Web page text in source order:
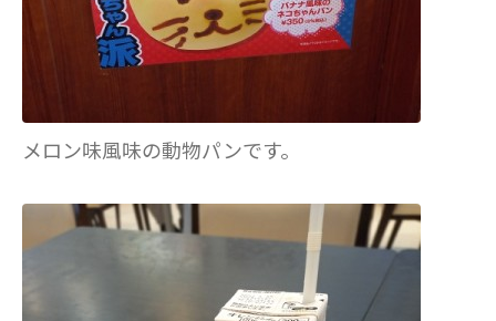
メロン味風味の動物パンです。